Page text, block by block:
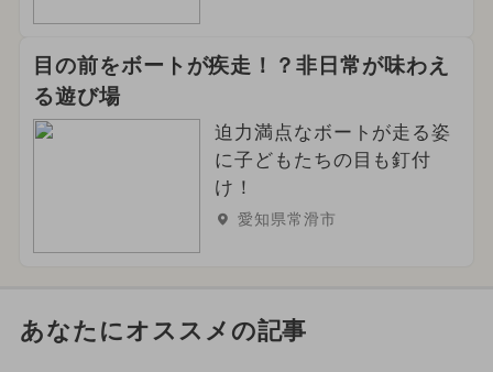
目の前をボートが疾走！？非日常が味わえ
る遊び場
迫力満点なボートが走る姿
に子どもたちの目も釘付
け！
愛知県常滑市
あなたにオススメの記事